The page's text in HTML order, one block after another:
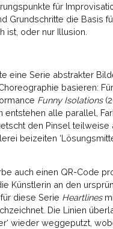
für
Grundschritte die Basis
ist, oder nur Illusion.
eine Serie abstrakter
basieren:
Funny Isolations
entstehen alle parallel,
den Pinsel
beizeiten
auch einen QR-Code
Künstlerin an den
diese Serie Heartlines
Die Linien
wieder weggeputzt,